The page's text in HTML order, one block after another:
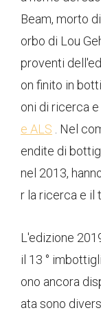
Beam, morto
orbo di Lou
proventi
on finito in
oni di ricerca
e ALS . Nel
endite di
nel 2013,
r la ricerca e il
L'edizione
il 13 °
ono ancora
ata sono